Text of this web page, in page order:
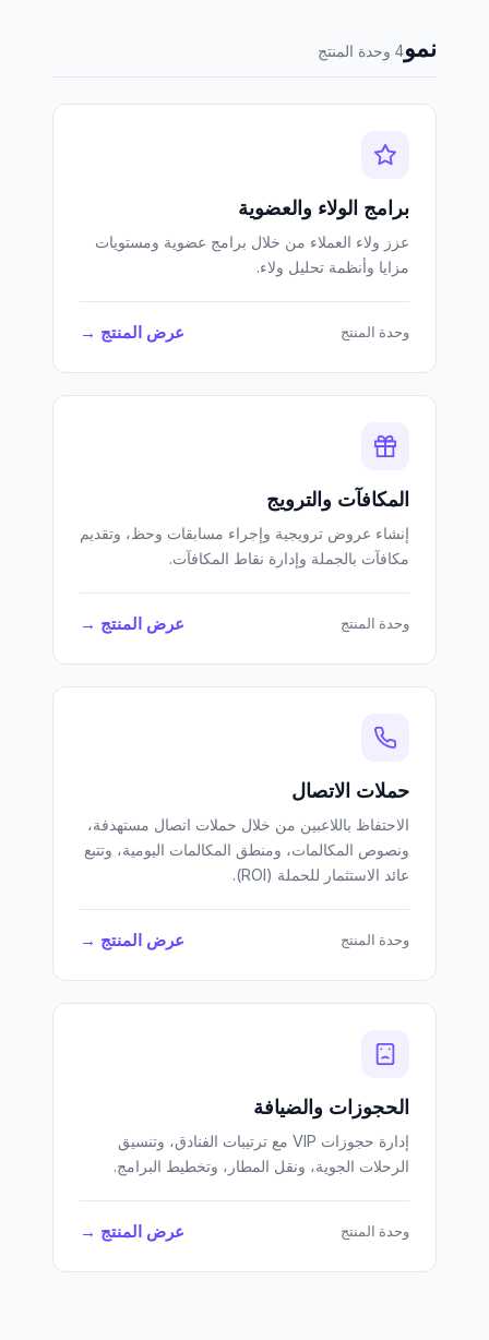
نمو4 وحدة المنتج
برامج الولاء والعضوية
عزز ولاء العملاء من خلال برامج عضوية ومستويات
مزايا وأنظمة تحليل ولاء.
وحدة المنتج عرض المنتج →
المكافآت والترويج
إنشاء عروض ترويجية وإجراء مسابقات وحظ، وتقديم
مكافآت بالجملة وإدارة نقاط المكافآت.
وحدة المنتج عرض المنتج →
حملات الاتصال
الاحتفاظ باللاعبين من خلال حملات اتصال مستهدفة،
ونصوص المكالمات، ومنطق المكالمات اليومية، وتتبع
عائد الاستثمار للحملة (ROI).
وحدة المنتج عرض المنتج →
الحجوزات والضيافة
إدارة حجوزات VIP مع ترتيبات الفنادق، وتنسيق
الرحلات الجوية، ونقل المطار، وتخطيط البرامج.
وحدة المنتج عرض المنتج →